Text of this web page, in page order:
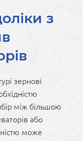
з
зернові
між більшою
або
може